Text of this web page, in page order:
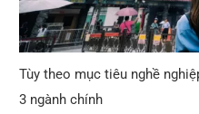
Tùy theo mục tiêu nghề
3 ngành chính